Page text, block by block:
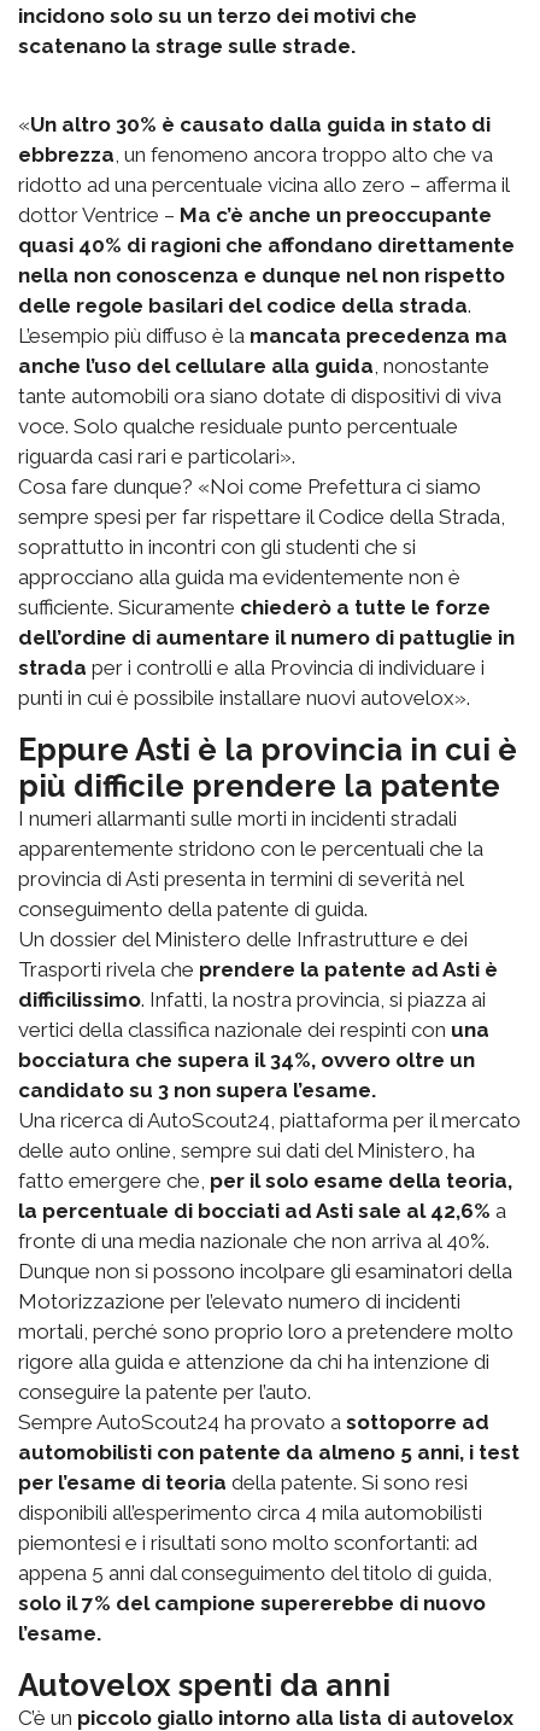
incidono solo su un terzo dei motivi che
scatenano la strage sulle strade.
«Un altro 30% è causato dalla guida in stato di
ebbrezza , un fenomeno ancora troppo alto che va
ridotto ad una percentuale vicina allo zero – afferma il
dottor Ventrice – Ma c’è anche un preoccupante
quasi 40% di ragioni che affondano direttamente
nella non conoscenza e dunque nel non rispetto
delle regole basilari del codice della strada.
L’esempio più diffuso è la mancata precedenza ma
anche l’uso del cellulare alla guida , nonostante
tante automobili ora siano dotate di dispositivi di viva
voce. Solo qualche residuale punto percentuale
riguarda casi rari e particolari».
Cosa fare dunque? «Noi come Prefettura ci siamo
sempre spesi per far rispettare il Codice della Strada,
soprattutto in incontri con gli studenti che si
approcciano alla guida ma evidentemente non è
sufficiente. Sicuramente chiederò a tutte le forze
dell’ordine di aumentare il numero di pattuglie in
strada per i controlli e alla Provincia di individuare i
punti in cui è possibile installare nuovi autovelox».
Eppure Asti è la provincia in cui è
più difficile prendere la patente
I numeri allarmanti sulle morti in incidenti stradali
apparentemente stridono con le percentuali che la
provincia di Asti presenta in termini di severità nel
conseguimento della patente di guida.
Un dossier del Ministero delle Infrastrutture e dei
Trasporti rivela che prendere la patente ad Asti è
difficilissimo. Infatti, la nostra provincia, si piazza ai
vertici della classifica nazionale dei respinti con una
bocciatura che supera il 34%, ovvero oltre un
candidato su 3 non supera l’esame.
Una ricerca di AutoScout24, piattaforma per il mercato
delle auto online, sempre sui dati del Ministero, ha
fatto emergere che, per il solo esame della teoria,
la percentuale di bocciati ad Asti sale al 42,6% a
fronte di una media nazionale che non arriva al 40%.
Dunque non si possono incolpare gli esaminatori della
Motorizzazione per l’elevato numero di incidenti
mortali, perché sono proprio loro a pretendere molto
rigore alla guida e attenzione da chi ha intenzione di
conseguire la patente per l’auto.
Sempre AutoScout24 ha provato a sottoporre ad
automobilisti con patente da almeno 5 anni, i test
per l’esame di teoria della patente. Si sono resi
disponibili all’esperimento circa 4 mila automobilisti
piemontesi e i risultati sono molto sconfortanti: ad
appena 5 anni dal conseguimento del titolo di guida,
solo il 7% del campione supererebbe di nuovo
l’esame.
Autovelox spenti da anni
C’è un piccolo giallo intorno alla lista di autovelox